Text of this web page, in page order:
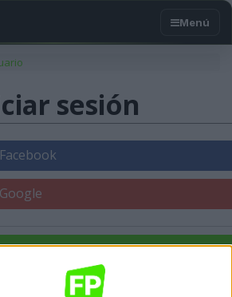
sesión
tu correo